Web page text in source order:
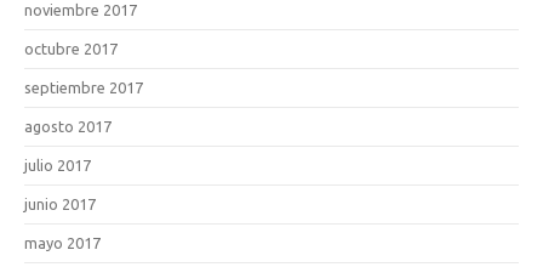
noviembre 2017
octubre 2017
septiembre 2017
agosto 2017
julio 2017
junio 2017
mayo 2017